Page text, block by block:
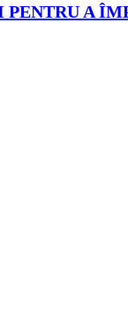
PENTRU A